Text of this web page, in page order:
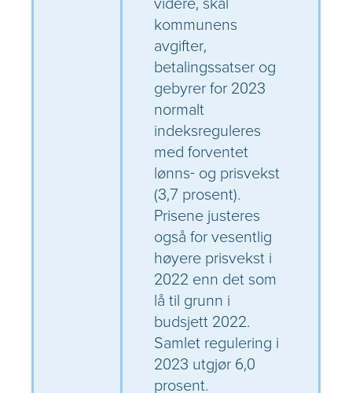
kommunens
avgifter,
betalingssatser og
gebyrer for 2023
normalt
indeksreguleres
med forventet
lønns- og prisvekst
(3,7 prosent).
Prisene justeres
også for vesentlig
høyere prisvekst i
2022 enn det som
lå til grunn i
budsjett 2022.
Samlet regulering i
2023 utgjør 6,0
prosent.